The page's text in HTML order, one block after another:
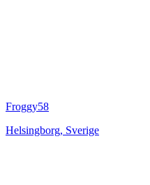
Froggy58
Helsingborg, Sverige